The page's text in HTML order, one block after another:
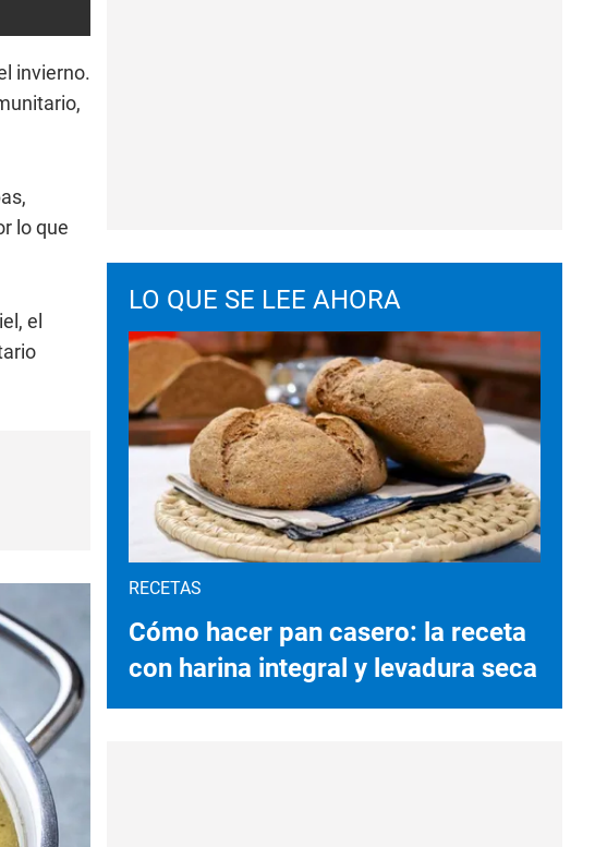
invierno.
lo que
el
LO QUE SE LEE AHORA
RECETAS
Cómo hacer pan casero: la receta
con harina integral y levadura seca